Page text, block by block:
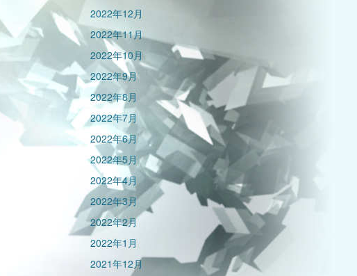
2022年12月
2022年11月
2022年10月
2022年9月
2022年8月
2022年7月
2022年6月
2022年5月
2022年4月
2022年3月
2022年2月
2022年1月
2021年12月